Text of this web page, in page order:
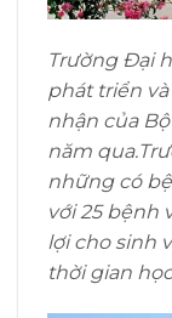
Trường Đại
phát triển
nhận của
năm qua.
những có
với25 bệnh
lợicho sinh
thời gian